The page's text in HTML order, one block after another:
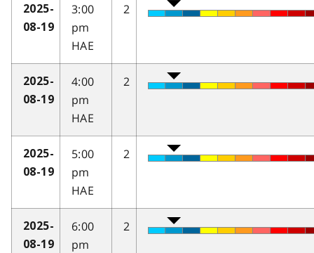
2025-
08-19
3:00
pm
HAE
2
2025-
08-19
4:00
pm
HAE
2
2025-
08-19
5:00
pm
HAE
2
2025-
08-19
6:00
pm
2